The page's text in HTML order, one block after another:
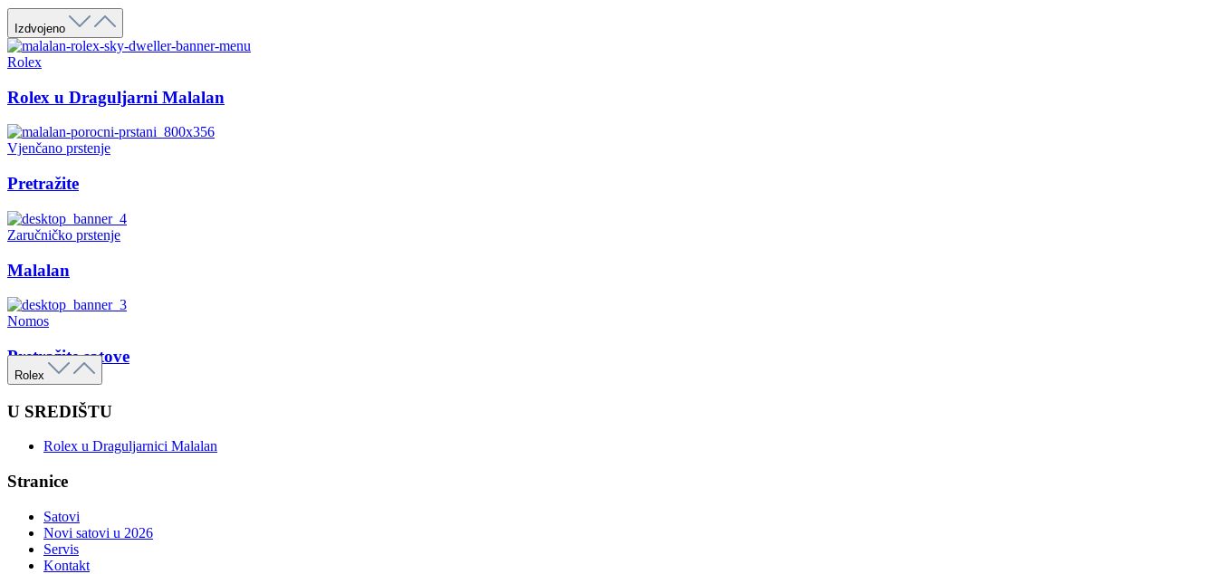
Izdvojeno
Rolex
Rolex u Draguljarni Malalan
Vjenčano prstenje
Pretražite
Zaručničko prstenje
Malalan
Nomos
Pretražite satove
Rolex
U SREDIŠTU
Rolex u Draguljarnici Malalan
Stranice
Satovi
Novi satovi u 2026
Servis
Kontakt